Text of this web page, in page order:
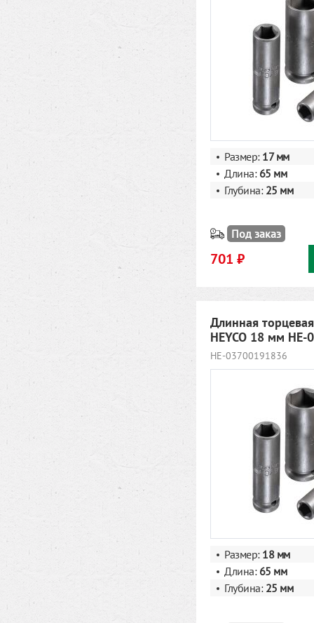
Размер: 17 мм
Длина: 65 мм
Глубина:25 мм
Под заказ
701 ₽
Длинная
HEYCO 18 мм
HE-03700191836
Размер: 18 мм
Длина: 65 мм
Глубина:25 мм